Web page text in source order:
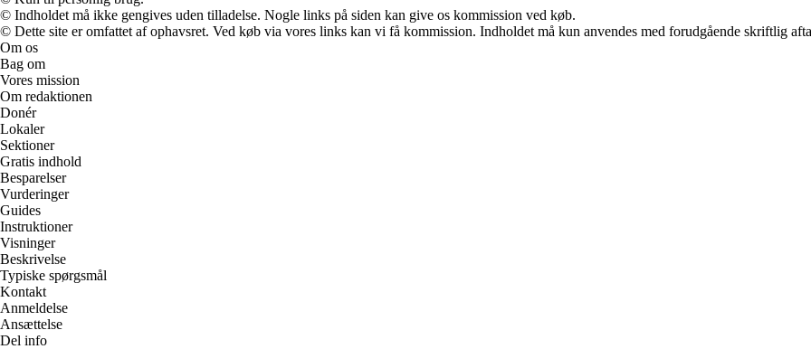
© Indholdet må ikke gengives uden tilladelse. Nogle links på siden kan give os kommission ved køb.
© Dette site er omfattet af ophavsret. Ved køb via vores links kan vi få kommission. Indholdet må kun anvendes med forudgående skriftlig
Om os
Bag om
Vores mission
Om redaktionen
Donér
Lokaler
Sektioner
Gratis indhold
Besparelser
Vurderinger
Guides
Instruktioner
Visninger
Beskrivelse
Typiske spørgsmål
Kontakt
Anmeldelse
Ansættelse
Del info